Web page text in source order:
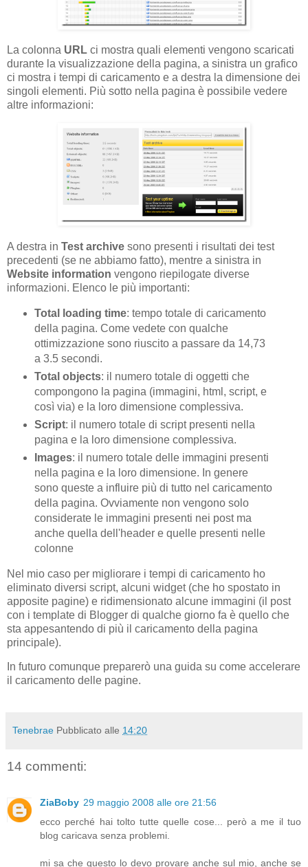
La colonna URL ci mostra quali elementi vengono scaricati
durante la visualizzazione della pagina, a sinistra un grafico
ci mostra i tempi di caricamento e a destra la dimensione dei
singoli elementi. Più sotto nella pagina è possibile vedere
altre informazioni:
A destra in Test archive sono presenti i risultati dei test
precedenti (se ne abbiamo fatto), mentre a sinistra in
Website information vengono riepilogate diverse
informazioni. Elenco le più importanti:
Total loading time: tempo totale di caricamento
della pagina. Come vedete con qualche
ottimizzazione sono riuscito a passare da 14,73
a 3.5 secondi.
Total objects: il numero totale di oggetti che
compongono la pagina (immagini, html, script, e
così via) e la loro dimensione complessiva.
Script: il numero totale di script presenti nella
pagina e la loro dimensione complessiva.
Images: il numero totale delle immagini presenti
nella pagina e la loro dimensione. In genere
sono queste a influire più di tutto nel caricamento
della pagina. Ovviamente non vengono solo
considerate le immagini presenti nei post ma
anche quella dell'header e quelle presenti nelle
colonne
Nel mio caso per migliorare i tempi di caricamento ho
eliminato diversi script, alcuni widget (che ho spostato in
apposite pagine) e ridimensionato alcune immagini (il post
con i template di Blogger di qualche giorno fa è quello che
sta appesantendo di più il caricamento della pagina
principale).
In futuro comunque preparerò una guida su come accelerare
il caricamento delle pagine.
Tenebrae Pubblicato alle 14:20
14 commenti:
ZiaBoby 29 maggio 2008 alle ore 21:56
ecco perché hai tolto tutte quelle cose... però a me il tuo
blog caricava senza problemi.
mi sa che questo lo devo provare anche sul mio, anche se